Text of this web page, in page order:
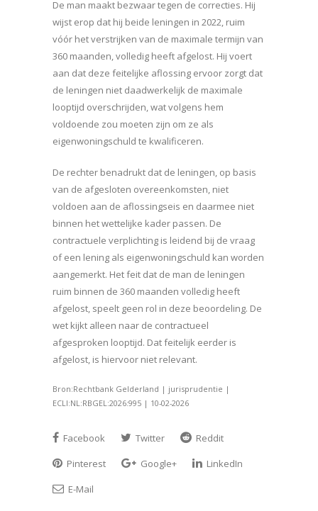
De man maakt bezwaar tegen de correcties. Hij
wijst erop dat hij beide leningen in 2022, ruim
vóór het verstrijken van de maximale termijn van
360 maanden, volledig heeft afgelost. Hij voert
aan dat deze feitelijke aflossing ervoor zorgt dat
de leningen niet daadwerkelijk de maximale
looptijd overschrijden, wat volgens hem
voldoende zou moeten zijn om ze als
eigenwoningschuld te kwalificeren.
De rechter benadrukt dat de leningen, op basis
van de afgesloten overeenkomsten, niet
voldoen aan de aflossingseis en daarmee niet
binnen het wettelijke kader passen. De
contractuele verplichting is leidend bij de vraag
of een lening als eigenwoningschuld kan worden
aangemerkt. Het feit dat de man de leningen
ruim binnen de 360 maanden volledig heeft
afgelost, speelt geen rol in deze beoordeling. De
wet kijkt alleen naar de contractueel
afgesproken looptijd. Dat feitelijk eerder is
afgelost, is hiervoor niet relevant.
Bron:Rechtbank Gelderland | jurisprudentie |
ECLI:NL:RBGEL:2026:995 | 10-02-2026
Facebook Twitter
Reddit
Pinterest
Google+
LinkedIn
E-Mail